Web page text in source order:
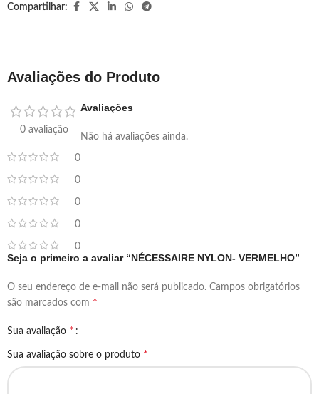
Compartilhar:
Avaliações do Produto
0 avaliação
0
0
0
0
0
Avaliações
Não há avaliações ainda.
Seja o primeiro a avaliar “NÉCESSAIRE NYLON- VERMELHO”
O seu endereço de e-mail não será publicado. Campos obrigatórios
são marcados com *
Sua avaliação *
Sua avaliação sobre o produto *